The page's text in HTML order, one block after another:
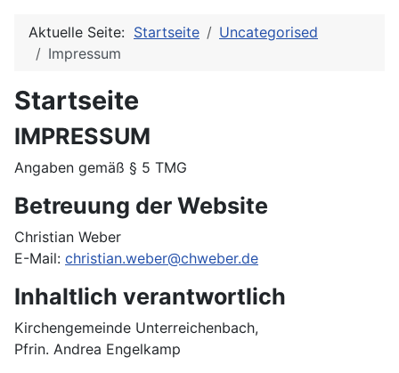
Aktuelle Seite: Startseite
Uncategorised
Impressum
Startseite
IMPRESSUM
Angaben gemäß § 5 TMG
Betreuung der Website
Christian Weber
E-Mail: christian.weber@chweber.de
Inhaltlich verantwortlich
Kirchengemeinde Unterreichenbach,
Pfrin. Andrea Engelkamp